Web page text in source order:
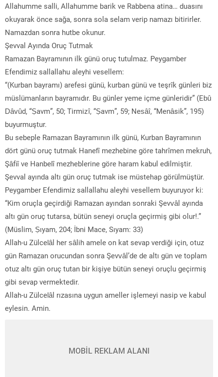
Allahumme salli, Allahumme barik ve Rabbena atina… duasını
okuyarak önce sağa, sonra sola selam verip namazı bitirirler.
Namazdan sonra hutbe okunur.
Şevval Ayında Oruç Tutmak
Ramazan Bayramının ilk günü oruç tutulmaz. Peygamber
Efendimiz sallallahu aleyhi vesellem:
“(Kurban bayramı) arefesi günü, kurban günü ve teşrîk günleri biz
müslümanların bayramıdır. Bu günler yeme içme günleridir” (Ebû
Dâvûd, “Ṣavm”, 50; Tirmizî, “Ṣavm”, 59; Nesâî, “Menâsik”, 195)
buyurmuştur.
Bu sebeple Ramazan Bayramının ilk günü, Kurban Bayramının
dört günü oruç tutmak Hanefî mezhebine göre tahrîmen mekruh,
Şâfiî ve Hanbelî mezheblerine göre haram kabul edilmiştir.
Şevval ayında altı gün oruç tutmak ise müstehap görülmüştür.
Peygamber Efendimiz sallallahu aleyhi vesellem buyuruyor ki:
“Kim oruçla geçirdiği Ramazan ayından sonraki Şevvâl ayında
altı gün oruç tutarsa, bütün seneyi oruçla geçirmiş gibi olur!.”
(Müslim, Ṣıyam, 204; İbni Mace, Sıyam: 33)
Allah-u Zülcelâl her sâlih amele on kat sevap verdiği için, otuz
gün Ramazan orucundan sonra Şevvâl’de de altı gün ve toplam
otuz altı gün oruç tutan bir kişiye bütün seneyi oruçlu geçirmiş
gibi sevap vermektedir.
Allah-u Zülcelâl rızasına uygun ameller işlemeyi nasip ve kabul
eylesin. Amin.
MOBİL REKLAM ALANI